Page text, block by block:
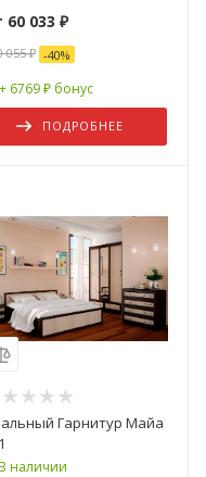
60 033 ₽
055 ₽ -40%
+ 6769 ₽ бонус
ПОДРОБНЕЕ
Гарнитур Майа
наличии